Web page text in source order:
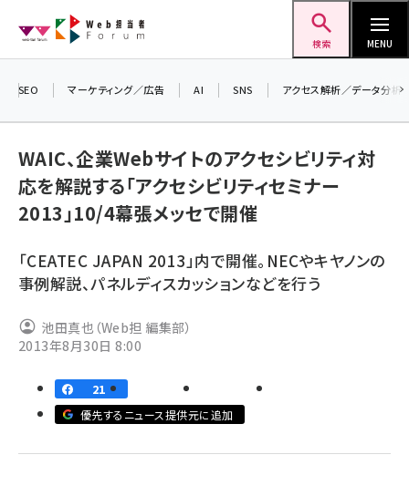
ン
検索 MENU
seo (3536)
youtube (2444)
セミナー (2313)
meo (1279)
SEO マーケティング／広告 AI SNS アクセス解析／データ分析
WAIC、企業Webサイトのアクセシビリティ対
応を解説する「アクセシビリティセミナー
2013」10/4幕張メッセで開催
「CEATEC JAPAN 2013」内で開催。NECやキヤノンの
事例解説、パネルディスカッションなどを行う
池田真也（Web担 編集部）
2013年8月30日 8:00
21
優先するニュース提供元に追加